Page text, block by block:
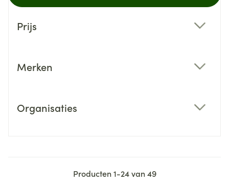
Prijs
Merken
Organisaties
Producten1-24van49